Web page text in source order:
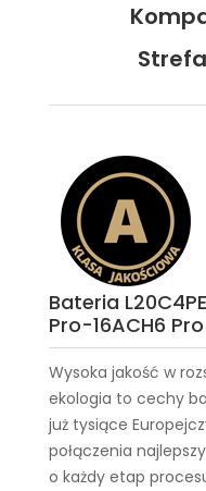
Bateria
Pro-16ACH6
Wysoka jakość w
ekologia to cechy
już tysiące
połączenia
o każdy etap